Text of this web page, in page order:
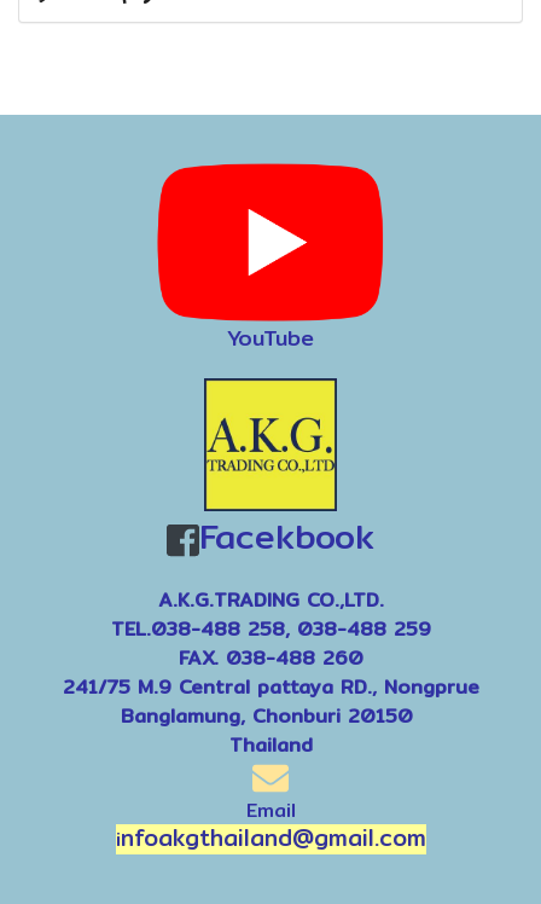
YouTube
Facekbook
A.K.G.TRADING CO.,LTD.
TEL.038-488 258, 038-488 259
FAX. 038-488 260
241/75 M.9 Central pattaya RD., Nongprue
Banglamung, Chonburi 20150
Thailand
Email
infoakgthailand@gmail.com